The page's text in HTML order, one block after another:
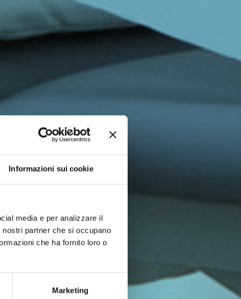
Informazioni sui cookie
media e per analizzare il
partner che si occupano
che ha fornito loro o
Marketing